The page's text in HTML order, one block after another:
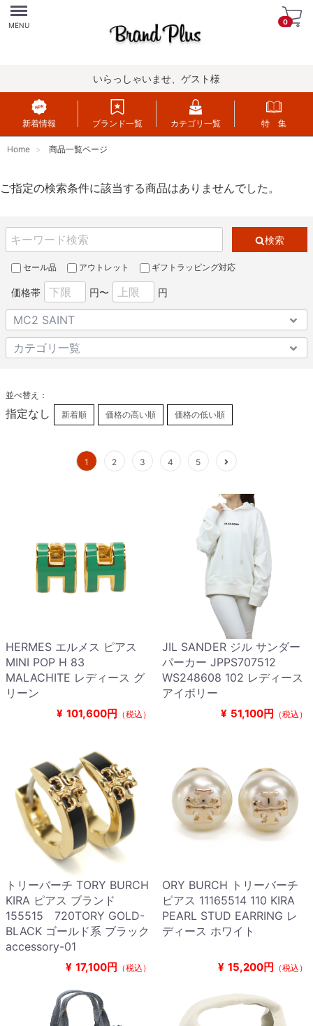
Menu
MENU 0
いらっしゃいませ、ゲスト様
新着情報 ブランド一覧 カテゴリ一覧 特 集
Home 商品一覧ページ
ご指定の検索条件に該当する商品はありませんでした。
検索
セール品 アウトレット ギフトラッピング対応
価格帯 円〜 円
並べ替え：
指定なし 新着順 価格の高い順 価格の低い順
1 2 3 4 5
HERMES エルメス ピアス
MINI POP H 83
MALACHITE レディース グ
リーン
¥ 101,600円 （税込）
JIL SANDER ジル サンダー
パーカー JPPS707512
WS248608 102 レディース
アイボリー
¥ 51,100円 （税込）
トリーバーチ TORY BURCH
KIRA ピアス ブランド
155515 720TORY GOLD-
BLACK ゴールド系 ブラック
accessory-01
¥ 17,100円 （税込）
ORY BURCH トリーバーチ
ピアス 11165514 110 KIRA
PEARL STUD EARRING レ
ディース ホワイト
¥ 15,200円 （税込）